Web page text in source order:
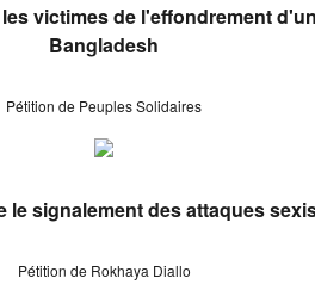
victimes de l'effondrement
Bangladesh
Pétition de Peuples Solidaires
le signalement des attaques
Pétition de Rokhaya Diallo